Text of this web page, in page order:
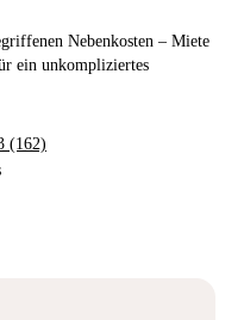
Nebenkosten – Miete
ein unkompliziertes
(162)